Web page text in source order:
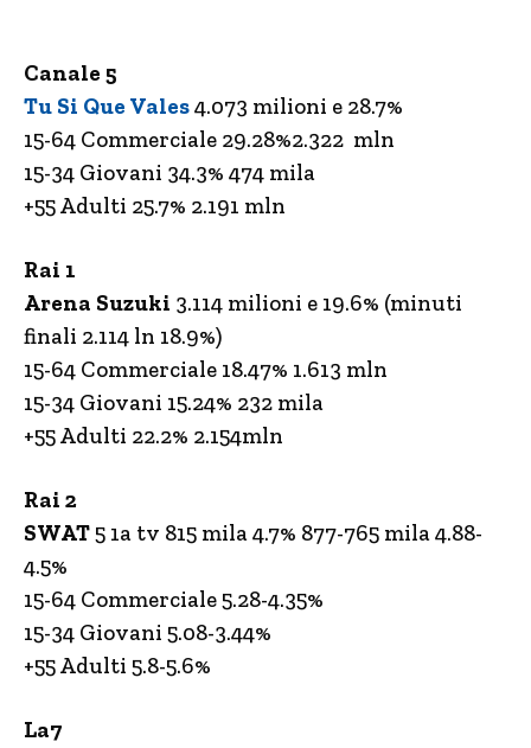
Canale 5
Tu Si Que Vales4.073 milioni e 28.7%
15-64 Commerciale 29.28%2.322 mln
15-34 Giovani 34.3% 474 mila
+55 Adulti 25.7% 2.191 mln
Rai 1
Arena Suzuki 3.114 milioni e 19.6% (minuti
finali 2.114 ln 18.9%)
15-64 Commerciale 18.47% 1.613 mln
15-34 Giovani 15.24% 232 mila
+55 Adulti 22.2% 2.154mln
Rai 2
SWAT5 1a tv 815 mila 4.7% 877-765 mila 4.88-
4.5%
15-64 Commerciale 5.28-4.35%
15-34 Giovani 5.08-3.44%
+55 Adulti 5.8-5.6%
La7